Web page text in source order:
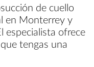
de cuello
en Monterrey y
especialista ofrece
tengas una